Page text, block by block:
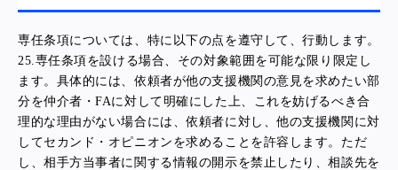
専任条項については、特に以下の点を遵守して、行動します。
25.専任条項を設ける場合、その対象範囲を可能な限り限定し
ます。具体的には、依頼者が他の支援機関の意見を求めたい部
分を仲介者・FAに対して明確にした上、これを妨げるべき合
理的な理由がない場合には、依頼者に対し、他の支援機関に対
してセカンド・オピニオンを求めることを許容します。ただ
し、相手方当事者に関する情報の開示を禁止したり、相談先を